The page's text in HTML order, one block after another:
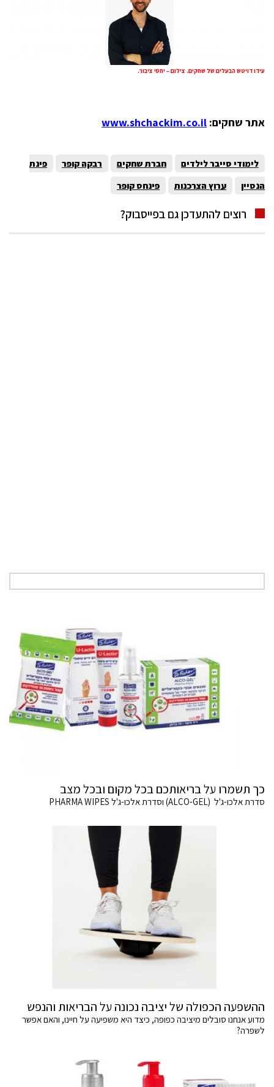
עידו דויטש הבעלים של שחקים. צילום – יחסי ציבור.
אתר שחקים: www.shchackim.co.il
לימודי סייבר לילדים חברת שחקים רבקה קופר
פינת
הנסיין
ערוץ הצרכנות פינחס קופר
רוצים להתעדכן גם בפייסבוק?
כך תשמרו על בריאותכם בכל מקום ובכל מצב
סדרת אלכו-ג'ל (ALCO-GEL) וסדרת אלכו-ג'ל PHARMA WIPES
ההשפעה הכפולה של יציבה נכונה על הבריאות והנפש
מדוע אנחנו סובלים מיציבה כפופה, כיצד היא משפיעה על חיינו, והאם אפשר
לשפרה?